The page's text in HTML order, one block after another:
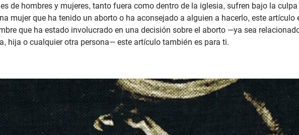
de hombres y mujeres, tanto fuera como dentro de la iglesia, sufren bajo la
mujer que ha tenido un aborto o ha aconsejado a alguien a hacerlo, este artículo
que ha estado involucrado en una decisión sobre el aborto —ya sea
hija o cualquier otra persona— este artículo también es para ti.